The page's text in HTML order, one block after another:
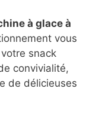
à glace à
vous
snack
convivialité,
de délicieuses